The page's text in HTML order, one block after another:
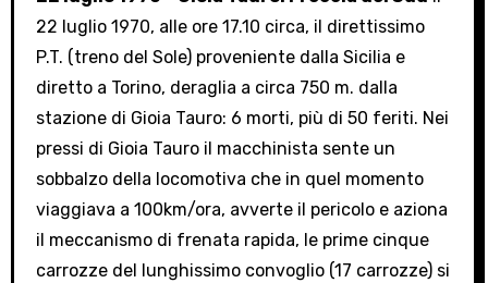
22 luglio 1970, alle ore 17.10 circa, il direttissimo
P.T. (treno del Sole) proveniente dalla Sicilia e
diretto a Torino, deraglia a circa 750 m. dalla
stazione di Gioia Tauro: 6 morti, più di 50 feriti. Nei
pressi di Gioia Tauro il macchinista sente un
sobbalzo della locomotiva che in quel momento
viaggiava a 100km/ora, avverte il pericolo e aziona
il meccanismo di frenata rapida, le prime cinque
carrozze del lunghissimo convoglio (17 carrozze) si